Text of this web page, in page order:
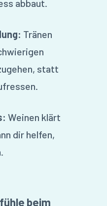
abbaut.
Tränen
statt
Weinen klärt
dir helfen,
beim